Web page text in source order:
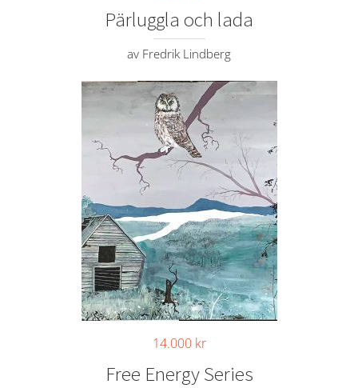
Pärluggla och lada
av Fredrik Lindberg
14.000 kr
Free Energy Series